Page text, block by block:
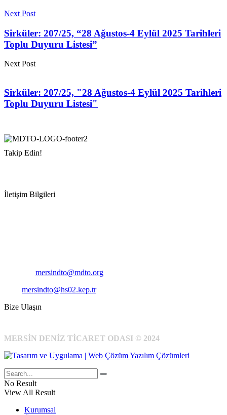
Next Post
Sirküler: 207/25, “28 Ağustos-4 Eylül 2025 Tarihleri
Toplu Duyuru Listesi”
Next Post
Sirküler: 207/25, "28 Ağustos-4 Eylül 2025 Tarihleri
Toplu Duyuru Listesi"
Takip Edin!
İletişim Bilgileri
mersindto@mdto.org
mersindto@hs02.kep.tr
Bize Ulaşın
MERSİN DENİZ TİCARET ODASI © 2024
No Result
View All Result
Kurumsal